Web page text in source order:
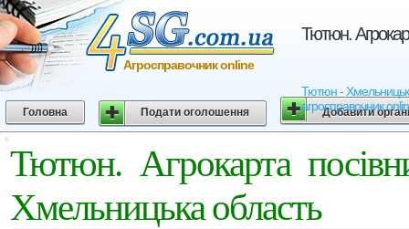
Тютюн.
Тютюн - Хмельницька
агросправочник
Агросправочник online
Головна Подати оголошення Добавити
Тютюн. Агрокарта
Хмельницька область